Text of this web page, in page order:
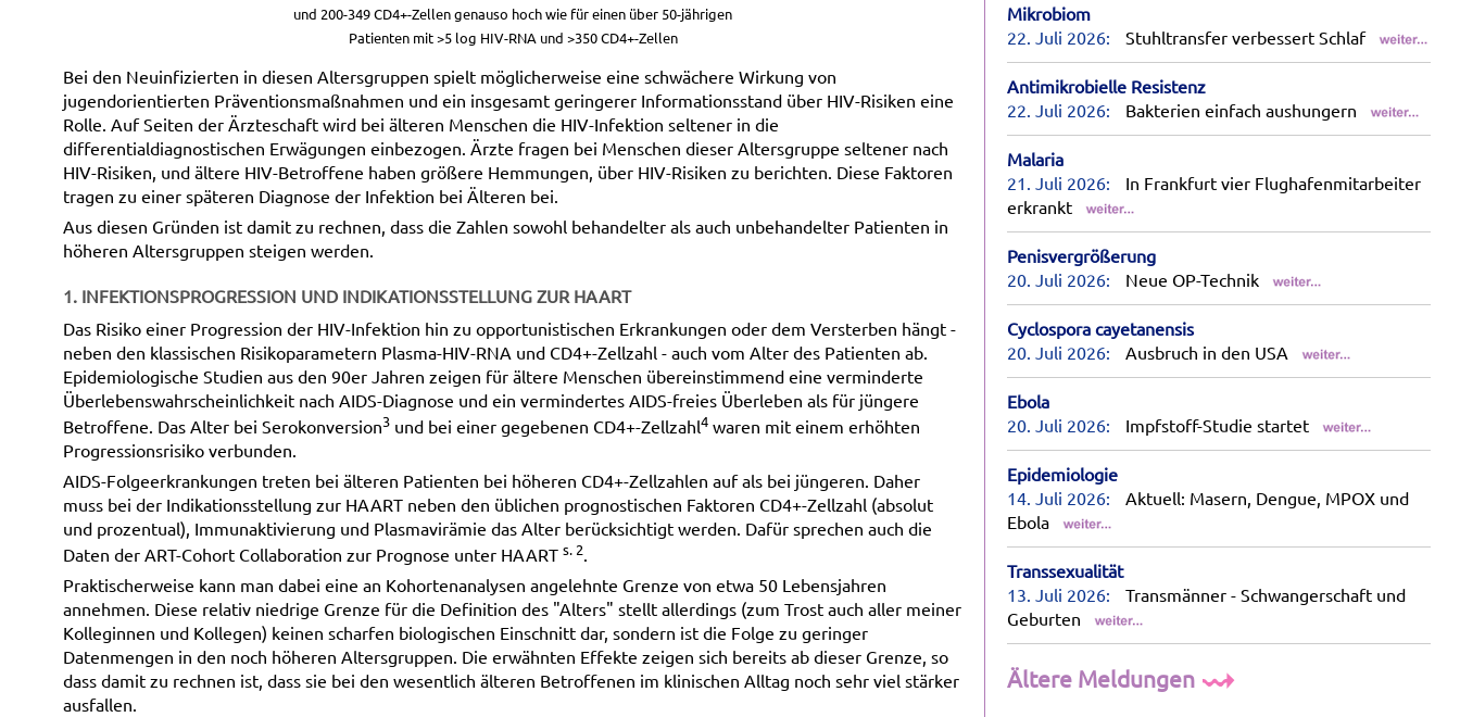
und 200-349 CD4+-Zellen genauso hoch wie für einen über 50-jährigen
Patienten mit >5 log HIV-RNA und >350 CD4+-Zellen
Bei den Neuinfizierten in diesen Altersgruppen spielt möglicherweise eine schwächere Wirkung von
jugendorientierten Präventionsmaßnahmen und ein insgesamt geringerer Informationsstand über HIV-Risiken eine
Rolle. Auf Seiten der Ärzteschaft wird bei älteren Menschen die HIV-Infektion seltener in die
differentialdiagnostischen Erwägungen einbezogen. Ärzte fragen bei Menschen dieser Altersgruppe seltener nach
HIV-Risiken, und ältere HIV-Betroffene haben größere Hemmungen, über HIV-Risiken zu berichten. Diese Faktoren
tragen zu einer späteren Diagnose der Infektion bei Älteren bei.
Aus diesen Gründen ist damit zu rechnen, dass die Zahlen sowohl behandelter als auch unbehandelter Patienten in
höheren Altersgruppen steigen werden.
1. INFEKTIONSPROGRESSION UND INDIKATIONSSTELLUNG ZUR HAART
Das Risiko einer Progression der HIV-Infektion hin zu opportunistischen Erkrankungen oder dem Versterben hängt -
neben den klassischen Risikoparametern Plasma-HIV-RNA und CD4+-Zellzahl - auch vom Alter des Patienten ab.
Epidemiologische Studien aus den 90er Jahren zeigen für ältere Menschen übereinstimmend eine verminderte
Überlebenswahrscheinlichkeit nach AIDS-Diagnose und ein vermindertes AIDS-freies Überleben als für jüngere
Betroffene. Das Alter bei Serokonversion3 und bei einer gegebenen CD4+-Zellzahl4 waren mit einem erhöhten
Progressionsrisiko verbunden.
AIDS-Folgeerkrankungen treten bei älteren Patienten bei höheren CD4+-Zellzahlen auf als bei jüngeren. Daher
muss bei der Indikationsstellung zur HAART neben den üblichen prognostischen Faktoren CD4+-Zellzahl (absolut
und prozentual), Immunaktivierung und Plasmavirämie das Alter berücksichtigt werden. Dafür sprechen auch die
Daten der ART-Cohort Collaboration zur Prognose unter HAART s. 2.
Praktischerweise kann man dabei eine an Kohortenanalysen angelehnte Grenze von etwa 50 Lebensjahren
annehmen. Diese relativ niedrige Grenze für die Definition des "Alters" stellt allerdings (zum Trost auch aller meiner
Kolleginnen und Kollegen) keinen scharfen biologischen Einschnitt dar, sondern ist die Folge zu geringer
Datenmengen in den noch höheren Altersgruppen. Die erwähnten Effekte zeigen sich bereits ab dieser Grenze, so
dass damit zu rechnen ist, dass sie bei den wesentlich älteren Betroffenen im klinischen Alltag noch sehr viel stärker
ausfallen.
Mikrobiom
22. Juli 2026:
Stuhltransfer verbessert Schlaf
Antimikrobielle Resistenz
22. Juli 2026:
Bakterien einfach aushungern
Malaria
21. Juli 2026:
In Frankfurt vier Flughafenmitarbeiter
erkrankt
Penisvergrößerung
20. Juli 2026:
Neue OP-Technik
Cyclospora cayetanensis
20. Juli 2026:
Ausbruch in den USA
Ebola
20. Juli 2026:
Impfstoff-Studie startet
Epidemiologie
14. Juli 2026:
Aktuell: Masern, Dengue, MPOX und
Ebola
Transsexualität
13. Juli 2026:
Transmänner - Schwangerschaft und
Geburten
Ältere Meldungen